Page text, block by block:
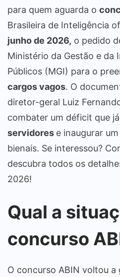
para quem aguarda o
Brasileira de Inteligência
junho de 2026, o pedido
Ministério da Gestão e da
Públicos (MGI) para o
cargos vagos. O
diretor-geral Luiz
combater um déficit que
servidores e inaugurar
bienais. Se interessou?
descubra todos os
2026!
Qual a
concurso
O concurso ABIN voltou